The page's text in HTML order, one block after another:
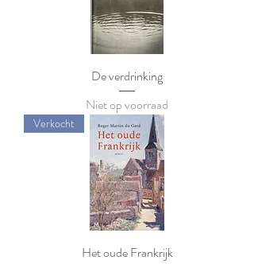
De verdrinking
Niet op voorraad
Verkocht
Het oude Frankrijk